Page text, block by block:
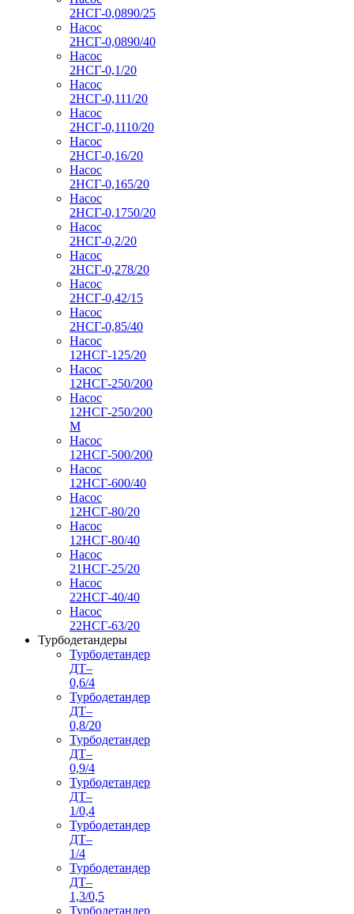
2НСГ-0,0890/25
Насос
2НСГ-0,0890/40
Насос
2НСГ-0,1/20
Насос
2НСГ-0,111/20
Насос
2НСГ-0,1110/20
Насос
2НСГ-0,16/20
Насос
2НСГ-0,165/20
Насос
2НСГ-0,1750/20
Насос
2НСГ-0,2/20
Насос
2НСГ-0,278/20
Насос
2НСГ-0,42/15
Насос
2НСГ-0,85/40
Насос
12НСГ-125/20
Насос
12НСГ-250/200
Насос
12НСГ-250/200
М
Насос
12НСГ-500/200
Насос
12НСГ-600/40
Насос
12НСГ-80/20
Насос
12НСГ-80/40
Насос
21НСГ-25/20
Насос
22НСГ-40/40
Насос
22НСГ-63/20
Турбодетандеры
Турбодетандер
ДТ–
0,6/4
Турбодетандер
ДТ–
0,8/20
Турбодетандер
ДТ–
0,9/4
Турбодетандер
ДТ–
1/0,4
Турбодетандер
ДТ–
1/4
Турбодетандер
ДТ–
1,3/0,5
Турбодетандер